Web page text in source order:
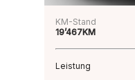
KM-Stand
19’467KM
Leistung